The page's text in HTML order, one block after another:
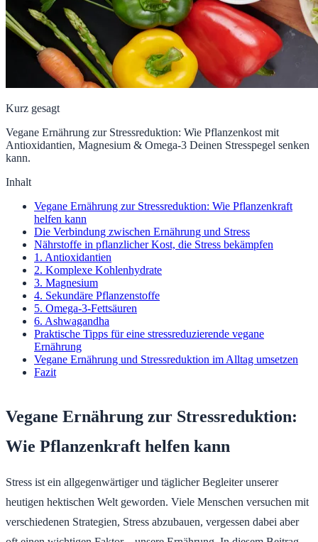
Kurz gesagt
Vegane Ernährung zur Stressreduktion: Wie Pflanzenkost mit
Antioxidantien, Magnesium & Omega-3 Deinen Stresspegel senken
kann.
Inhalt
Vegane Ernährung zur Stressreduktion: Wie Pflanzenkraft
helfen kann
Die Verbindung zwischen Ernährung und Stress
Nährstoffe in pflanzlicher Kost, die Stress bekämpfen
1. Antioxidantien
2. Komplexe Kohlenhydrate
3. Magnesium
4. Sekundäre Pflanzenstoffe
5. Omega-3-Fettsäuren
6. Ashwagandha
Praktische Tipps für eine stressreduzierende vegane
Ernährung
Vegane Ernährung und Stressreduktion im Alltag umsetzen
Fazit
Vegane Ernährung zur Stressreduktion:
Wie Pflanzenkraft helfen kann
Stress ist ein allgegenwärtiger und täglicher Begleiter unserer
heutigen hektischen Welt geworden. Viele Menschen versuchen mit
verschiedenen Strategien, Stress abzubauen, vergessen dabei aber